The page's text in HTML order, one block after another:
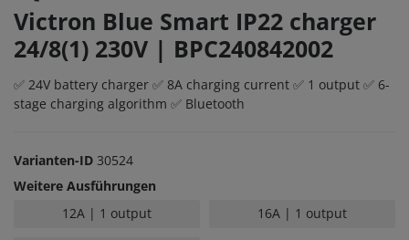
Victron Blue Smart IP22 charger
24/8(1) 230V | BPC240842002
✅ 24V battery charger ✅ 8A charging current ✅ 1 output ✅ 6-
stage charging algorithm ✅ Bluetooth
Varianten-ID 30524
Weitere Ausführungen
12A | 1 output
16A | 1 output